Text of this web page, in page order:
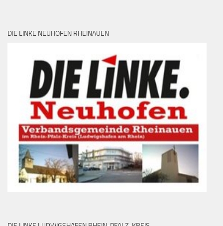
DIE LINKE NEUHOFEN RHEINAUEN